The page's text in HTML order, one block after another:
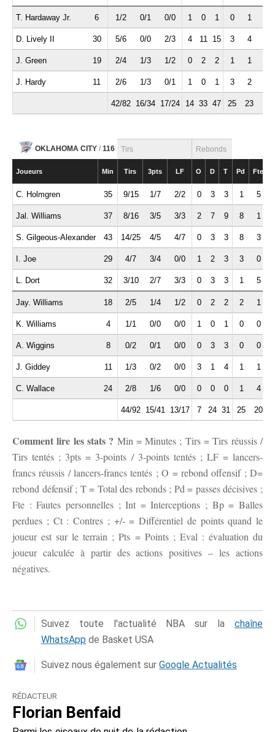
T. Hardaway Jr. 6 1/2 0/1 0/0 1 0 1 0 1
D. Lively II 30 5/6 0/0 2/3 4 11 15 3 4
J. Green 19 2/4 1/3 1/2 0 2 2 1 1
J. Hardy 11 2/6 1/3 0/1 1 0 1 3 2
42/82 16/34 17/24 14 33 47 25 23
OKLAHOMA CITY / 116 Tirs Rebonds
Joueurs Min Tirs 3pts LF O D T Pd Fte
C. Holmgren 35 9/15 1/7 2/2 0 3 3 1 5
Jal. Williams 37 8/16 3/5 3/3 2 7 9 8 1
S. Gilgeous-Alexander 43 14/25 4/5 4/7 0 3 3 8 3
I. Joe 29 4/7 3/4 0/0 1 2 3 3 0
L. Dort 32 3/10 2/7 3/3 0 3 3 1 5
Jay. Williams 18 2/5 1/4 1/2 0 2 2 2 1
K. Williams 4 1/1 0/0 0/0 1 0 1 0 0
A. Wiggins 8 0/2 0/1 0/0 0 3 3 0 0
J. Giddey 11 1/3 0/2 0/0 3 1 4 1 1
C. Wallace 24 2/8 1/6 0/0 0 0 0 1 4
44/92 15/41 13/17 7 24 31 25 20
Comment lire les stats ? Min = Minutes ; Tirs = Tirs réussis /
Tirs tentés ; 3pts = 3-points / 3-points tentés ; LF = lancers-
francs réussis / lancers-francs tentés ; O = rebond offensif ; D=
rebond défensif ; T = Total des rebonds ; Pd = passes décisives ;
Fte : Fautes personnelles ; Int = Interceptions ; Bp = Balles
perdues ; Ct : Contres ; +/- = Différentiel de points quand le
joueur est sur le terrain ; Pts = Points ; Eval : évaluation du
joueur calculée à partir des actions positives – les actions
négatives.
Suivez toute l'actualité NBA sur la chaîne
WhatsApp de Basket USA
Suivez nous également sur Google Actualités
RÉDACTEUR
Florian Benfaid